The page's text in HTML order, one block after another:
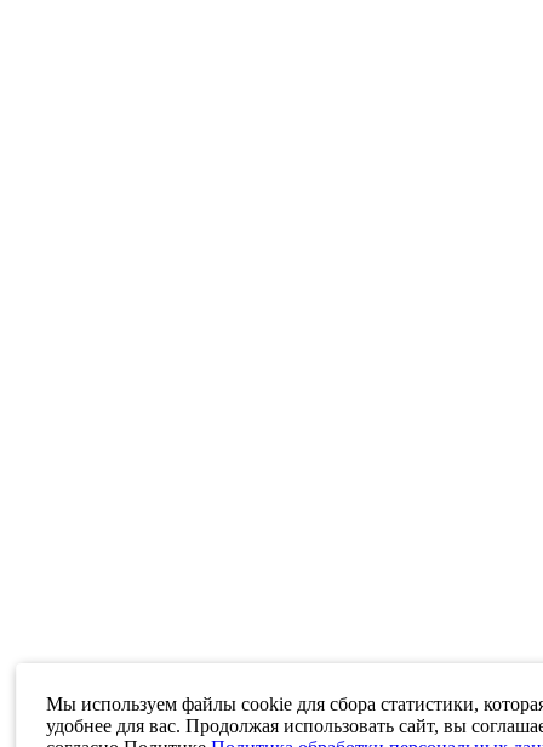
Мы используем файлы cookie для сбора статистики,
удобнее для вас. Продолжая использовать сайт, вы